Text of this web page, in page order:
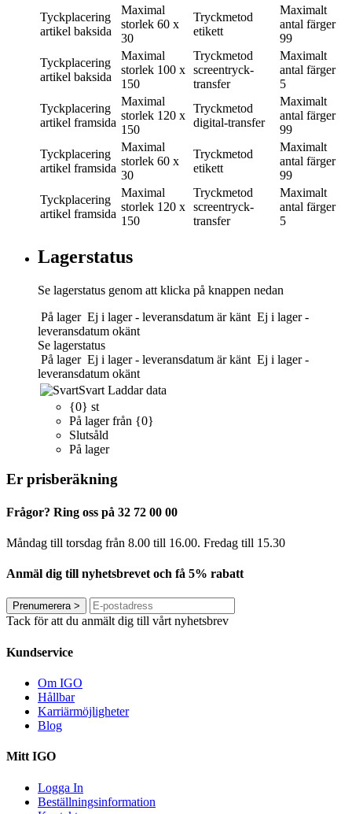
Tyckplacering
artikel baksida
Maximal
storlek 60 x
30
Tryckmetod
etikett
Maximalt
antal färger
99
Tyckplacering
artikel baksida
Maximal
storlek 100 x
150
Tryckmetod
screentryck-
transfer
Maximalt
antal färger
5
Tyckplacering
artikel framsida
Maximal
storlek 120 x
150
Tryckmetod
digital-transfer
Maximalt
antal färger
99
Tyckplacering
artikel framsida
Maximal
storlek 60 x
30
Tryckmetod
etikett
Maximalt
antal färger
99
Tyckplacering
artikel framsida
Maximal
storlek 120 x
150
Tryckmetod
screentryck-
transfer
Maximalt
antal färger
5
Lagerstatus
Se lagerstatus genom att klicka på knappen nedan
På lager Ej i lager - leveransdatum är känt Ej i lager -
leveransdatum okänt
Se lagerstatus
På lager Ej i lager - leveransdatum är känt Ej i lager -
leveransdatum okänt
Svart Laddar data
{0} st
På lager från {0}
Slutsåld
På lager
Er prisberäkning
Frågor? Ring oss på 32 72 00 00
Måndag till torsdag från 8.00 till 16.00. Fredag ​​till 15.30
Anmäl dig till nyhetsbrevet och få 5% rabatt
Prenumerera>
Tack för att du anmält dig till vårt nyhetsbrev
Kundservice
Om IGO
Hållbar
Karriärmöjligheter
Blog
Mitt IGO
Logga In
Beställningsinformation